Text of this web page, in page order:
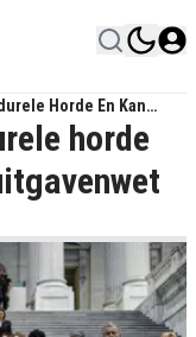
Horde En Kan
horde